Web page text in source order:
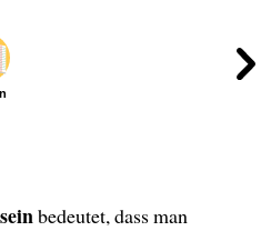
bedeutet, dass man